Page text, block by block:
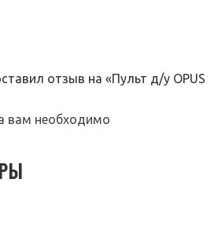
отзыв на «Пульт д/у OPUS
вам необходимо